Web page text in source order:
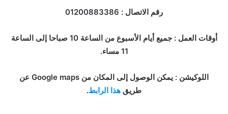
رقم الاتصال : 01200883386
أوقات العمل : جميع أيام الأسبوع من الساعة 10 صباحا إلى الساعة
11 مساء.
اللوكيشن : يمكن الوصول إلى المكان من Google maps عن
طريق هذا الرابط.